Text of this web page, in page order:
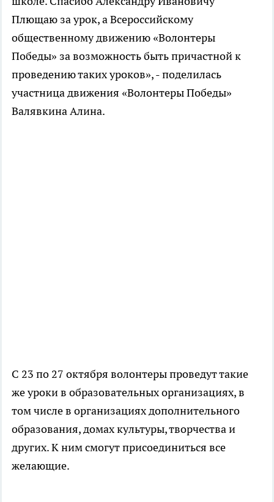
Плющаю за урок, а Всероссийскому
общественному движению «Волонтеры
Победы» за возможность быть причастной к
проведению таких уроков», - поделилась
участница движения «Волонтеры Победы»
Валявкина Алина.
С 23 по 27 октября волонтеры проведут такие
же уроки в образовательных организациях, в
том числе в организациях дополнительного
образования, домах культуры, творчества и
других. К ним смогут присоединиться все
желающие.